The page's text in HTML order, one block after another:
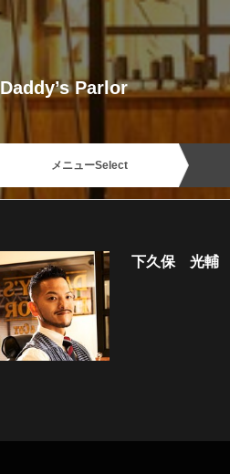
Daddy’s Parlor
メニューSelect
下久保 光輔